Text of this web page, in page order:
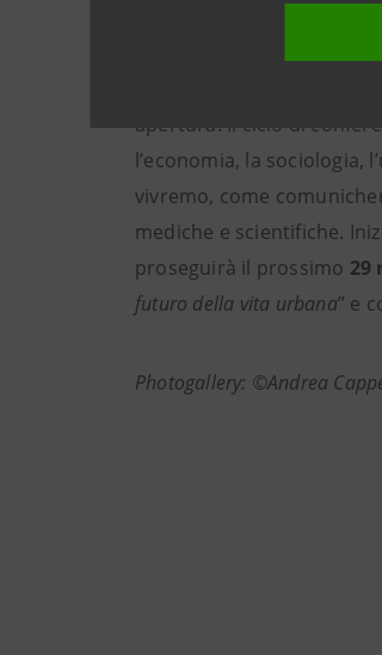
apertura. Il ciclo di
l’economia, la sociologia,
vivremo, come
mediche e scientifiche.
proseguirà il prossimo 29
futuro della vita urbana” e
Photogallery: ©Andrea